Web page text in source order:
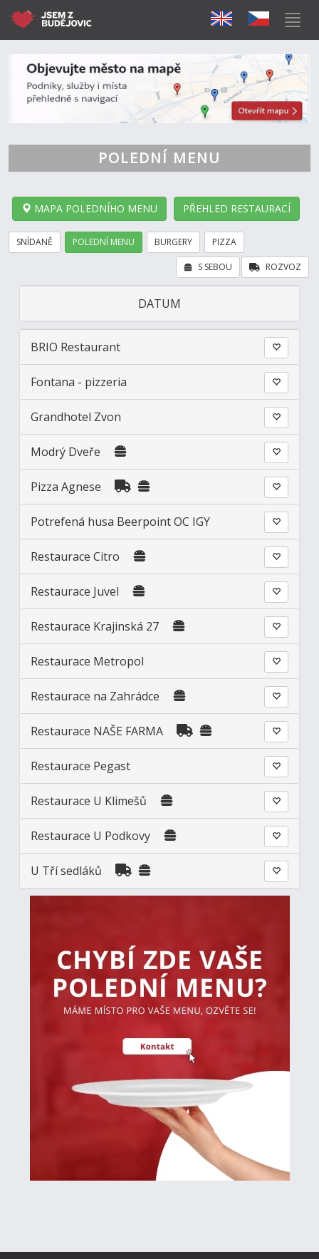
POLEDNÍ MENU
MAPA POLEDNÍHO MENU PŘEHLED RESTAURACÍ
SNÍDANĚ POLEDNÍ MENU BURGERY PIZZA
ROZVOZ
S SEBOU
DATUM
BRIO Restaurant
Fontana - pizzeria
Grandhotel Zvon
Modrý Dveře
Pizza Agnese
Potrefená husa Beerpoint OC IGY
Restaurace Citro
Restaurace Juvel
Restaurace Krajinská 27
Restaurace Metropol
Restaurace na Zahrádce
Restaurace NAŠE FARMA
Restaurace Pegast
Restaurace U Klimešů
Restaurace U Podkovy
U Tří sedláků